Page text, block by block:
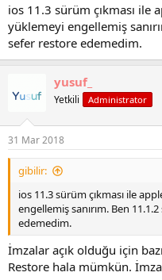
ios 11.3 sürüm çıkması ile
yüklemeyi engellemiş
sefer restore edemedim.
yusuf_
Yetkili Administrator
31 Mar 2018
gibilir:
ios 11.3 sürüm çıkması ile
engellemiş sanırım. Ben
edemedim.
İmzalar açık olduğu için
Restore hala mümkün.